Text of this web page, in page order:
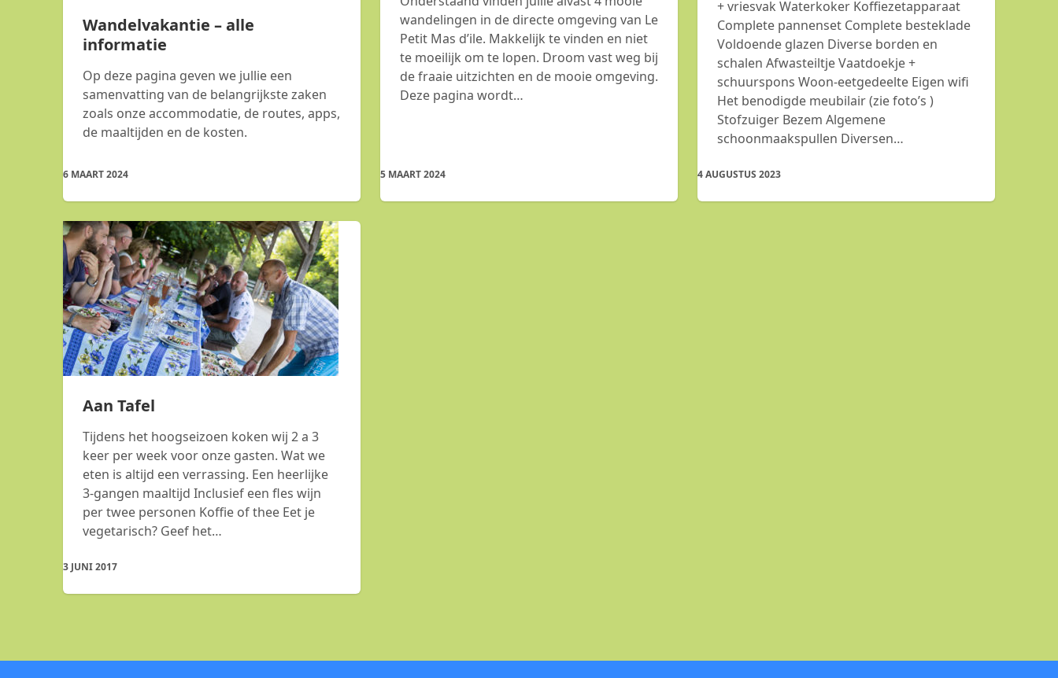
Wandelvakantie – alle
informatie
Op deze pagina geven we jullie een
samenvatting van de belangrijkste zaken
zoals onze accommodatie, de routes, apps,
de maaltijden en de kosten.
6 MAART 2024
wandelingen in de directe omgeving van Le
Petit Mas d’ile. Makkelijk te vinden en niet
te moeilijk om te lopen. Droom vast weg bij
de fraaie uitzichten en de mooie omgeving.
Deze pagina wordt…
5 MAART 2024
+ vriesvak Waterkoker Koffiezetapparaat
Complete pannenset Complete besteklade
Voldoende glazen Diverse borden en
schalen Afwasteiltje Vaatdoekje +
schuurspons Woon-eetgedeelte Eigen wifi
Het benodigde meubilair (zie foto’s )
Stofzuiger Bezem Algemene
schoonmaakspullen Diversen…
4 AUGUSTUS 2023
Aan Tafel
Tijdens het hoogseizoen koken wij 2 a 3
keer per week voor onze gasten. Wat we
eten is altijd een verrassing. Een heerlijke
3-gangen maaltijd Inclusief een fles wijn
per twee personen Koffie of thee Eet je
vegetarisch? Geef het…
3 JUNI 2017